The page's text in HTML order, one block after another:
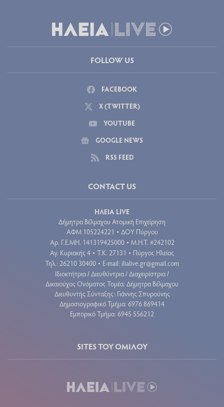
FOLLOW US
FACEBOOK
X (TWITTER)
YOUTUBE
GOOGLE NEWS
RSS FEED
CONTACT US
ΗΛΕΙΑ LIVE
Δήμητρα Βέλμαχου Ατομική Επιχείρηση
ΑΦΜ 105224221 • ΔΟΥ Πύργου
Aρ. Γ.Ε.ΜΗ. 141319425000 • Μ.Η.Τ. #242102
Αγ. Κυριακής 4 • Τ.Κ. 27131 • Πύργος Ηλείας
Τηλ.: 26210 30400 • E-mail: ilialive.gr@gmail.com
Ιδιοκτήτρια / Διευθύντρια / Διαχειρίστρια /
Δικαιούχος Ονόματος Τομέα: Δήμητρα Βέλμαχου
Διευθυντής Σύνταξης: Γιάννης Σπυρούνης
Δημοσιογραφικό Τμήμα: 6976 869414
Εμπορικό Τμήμα: 6945 556212
SITES ΤΟΥ ΟΜΙΛΟΥ